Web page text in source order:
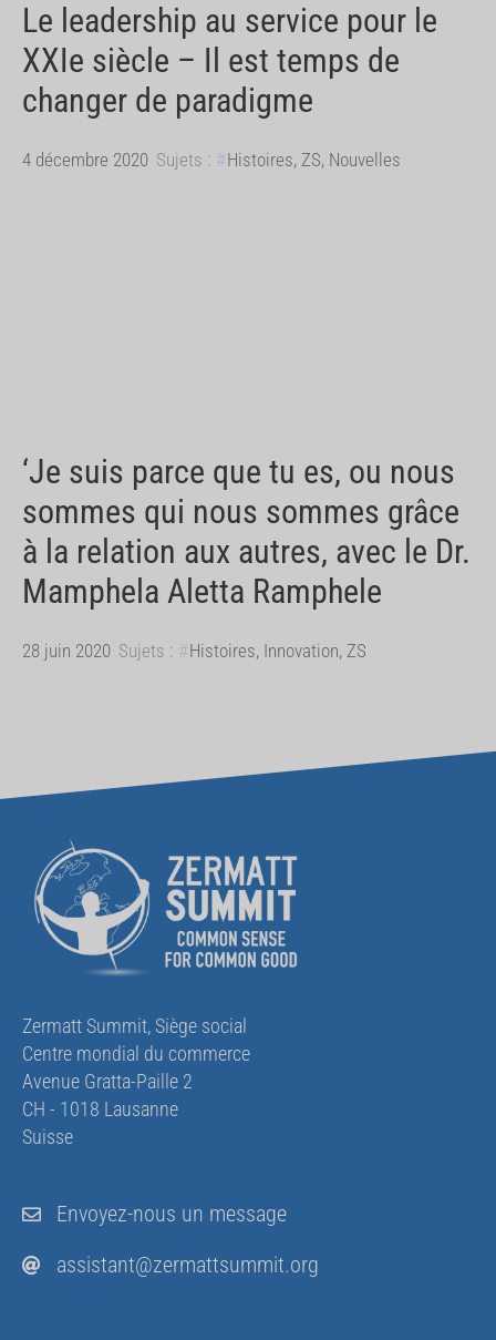
Le leadership au service pour le
XXIe siècle – Il est temps de
changer de paradigme
4 décembre 2020 Sujets : Histoires, ZS, Nouvelles
‘Je suis parce que tu es, ou nous
sommes qui nous sommes grâce
à la relation aux autres, avec le Dr.
Mamphela Aletta Ramphele
28 juin 2020 Sujets : Histoires, Innovation, ZS
Zermatt Summit, Siège social
Centre mondial du commerce
Avenue Gratta-Paille 2
CH - 1018 Lausanne
Suisse
Envoyez-nous un message
assistant@zermattsummit.org